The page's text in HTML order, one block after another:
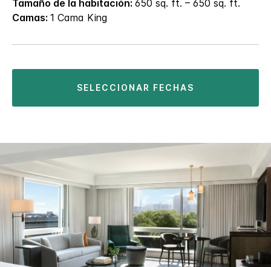
Tamaño de la habitación: 650 sq. ft. – 650 sq. ft.
Camas: 1 Cama King
SELECCIONAR FECHAS